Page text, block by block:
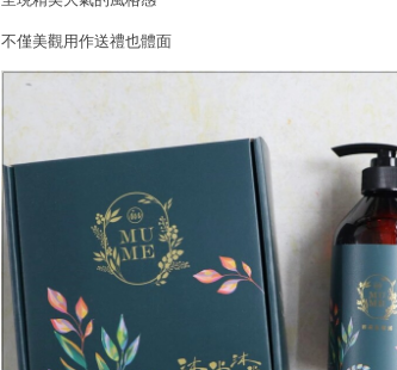
不僅美觀用作送禮也體面